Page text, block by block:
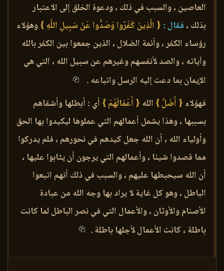
العاصين ، والسبب في ذلك ، ودعوة الخلق إلى الاعتبار
بذلك ، فقال : { الَّذِينَ كَفَرُوا وَصَدُّوا عَنْ سَبِيلِ اللَّهِ }وهؤلاء
رؤساء الكفر ، وأئمة الضلال ، الذين جمعوا بين الكفر بالله
وآياته ، والصد لأنفسهم وغيرهم عن سبيل الله ، التي هي
الإيمان بما دعت إليه الرسل واتباعه .
فهؤلاء { أَضَلَّ } الله { أَعْمَالَهُمْ } أي : أبطلها وأشقاهم
بسببها ، وهذا يشمل أعمالهم التي عملوها ليكيدوا بها الحق
وأولياء الله ، أن الله جعل كيدهم في نحورهم ، فلم يدركوا
مما قصدوا شيئا ، وأعمالهم التي يرجون أن يثابوا عليها ،
أن الله سيحبطها عليهم ، والسبب في ذلك أنهم اتبعوا
الباطل ، وهو كل غاية لا يراد بها وجه الله من عبادة
الأصنام والأوثان ، والأعمال التي في نصر الباطل لما كانت
باطلة ، كانت الأعمال لأجلها باطلة .